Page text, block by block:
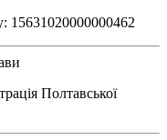
15631020000000462
Полтавської